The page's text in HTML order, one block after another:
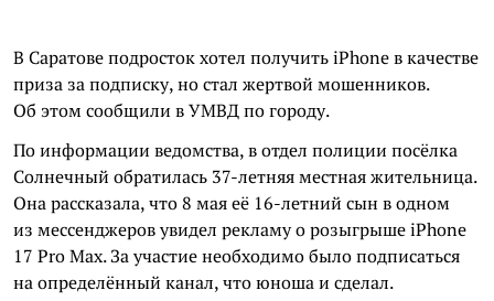
В Саратове подросток хотел получить iPhone в качестве
приза за подписку, но стал жертвой мошенников.
Об этом сообщили в УМВД по городу.
По информации ведомства, в отдел полиции посёлка
Солнечный обратилась 37-летняя местная жительница.
Она рассказала, что 8 мая её 16-летний сын в одном
из мессенджеров увидел рекламу о розыгрыше iPhone
17 Pro Max. За участие необходимо было подписаться
на определённый канал, что юноша и сделал.